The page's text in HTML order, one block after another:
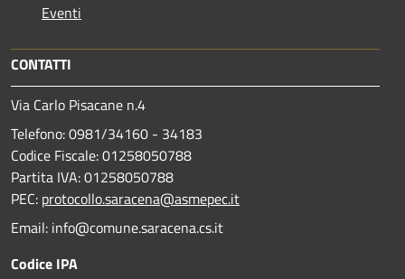
Eventi
CONTATTI
Via Carlo Pisacane n.4
Telefono: 0981/34160 - 34183
Codice Fiscale: 01258050788
Partita IVA: 01258050788
PEC: protocollo.saracena@asmepec.it
Email: info@comune.saracena.cs.it
Codice IPA